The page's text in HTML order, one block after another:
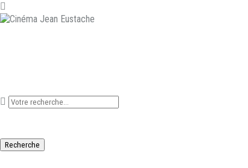
Recherche